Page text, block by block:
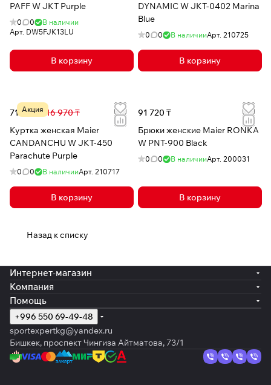
PAFF W JKT Purple
0 0
В наличии
Арт. DW5FJK13LU
В корзину
DYNAMIC W JKT-0402 Marina
Blue
0 0 В наличииАрт. 210725
В корзину
Акция
71 253 ₸116 970 ₸
Куртка женская Maier
CANDANCHU W JKT-450
Parachute Purple
0 0 В наличииАрт. 210717
В корзину
91 720 ₸
Брюки женские Maier RONKA
W PNT-900 Black
0 0 В наличииАрт. 200031
В корзину
Назад к списку
Интернет-магазин
Компания
Помощь
+996 550 69-49-48
sportexpertkg@yandex.ru
Бишкек, проспект Чингиза Айтматова, 73/1